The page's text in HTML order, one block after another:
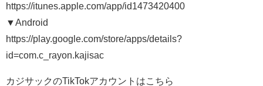
https://itunes.apple.com/app/id1473420400
▼Android
https://play.google.com/store/apps/details?
id=com.c_rayon.kajisac
カジサックのTikTokアカウントはこちら